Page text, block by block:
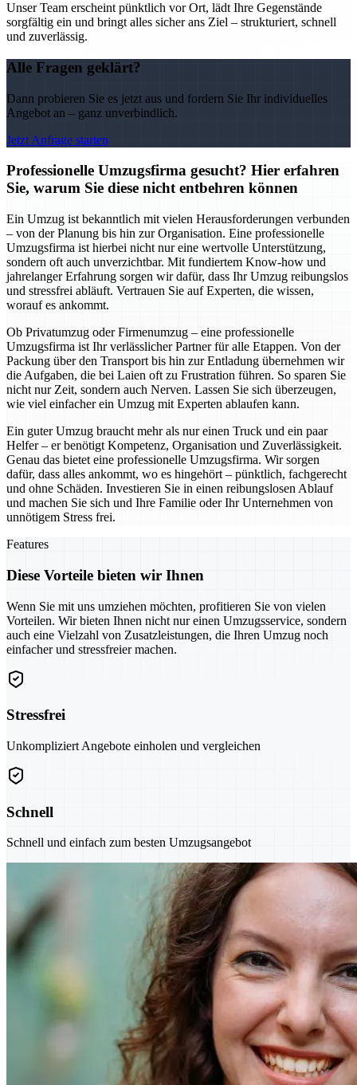
Unser Team erscheint pünktlich vor Ort, lädt Ihre Gegenstände
sorgfältig ein und bringt alles sicher ans Ziel – strukturiert, schnell
und zuverlässig.
Alle Fragen geklärt?
Dann probieren Sie es jetzt aus und fordern Sie Ihr individuelles
Angebot an – ganz unverbindlich.
Jetzt Anfrage starten
Professionelle Umzugsfirma gesucht? Hier erfahren
Sie, warum Sie diese nicht entbehren können
Ein Umzug ist bekanntlich mit vielen Herausforderungen verbunden
– von der Planung bis hin zur Organisation. Eine professionelle
Umzugsfirma ist hierbei nicht nur eine wertvolle Unterstützung,
sondern oft auch unverzichtbar. Mit fundiertem Know-how und
jahrelanger Erfahrung sorgen wir dafür, dass Ihr Umzug reibungslos
und stressfrei abläuft. Vertrauen Sie auf Experten, die wissen,
worauf es ankommt.
Ob Privatumzug oder Firmenumzug – eine professionelle
Umzugsfirma ist Ihr verlässlicher Partner für alle Etappen. Von der
Packung über den Transport bis hin zur Entladung übernehmen wir
die Aufgaben, die bei Laien oft zu Frustration führen. So sparen Sie
nicht nur Zeit, sondern auch Nerven. Lassen Sie sich überzeugen,
wie viel einfacher ein Umzug mit Experten ablaufen kann.
Ein guter Umzug braucht mehr als nur einen Truck und ein paar
Helfer – er benötigt Kompetenz, Organisation und Zuverlässigkeit.
Genau das bietet eine professionelle Umzugsfirma. Wir sorgen
dafür, dass alles ankommt, wo es hingehört – pünktlich, fachgerecht
und ohne Schäden. Investieren Sie in einen reibungslosen Ablauf
und machen Sie sich und Ihre Familie oder Ihr Unternehmen von
unnötigem Stress frei.
Features
Diese Vorteile bieten wir Ihnen
Wenn Sie mit uns umziehen möchten, profitieren Sie von vielen
Vorteilen. Wir bieten Ihnen nicht nur einen Umzugsservice, sondern
auch eine Vielzahl von Zusatzleistungen, die Ihren Umzug noch
einfacher und stressfreier machen.
Stressfrei
Unkompliziert Angebote einholen und vergleichen
Schnell
Schnell und einfach zum besten Umzugsangebot